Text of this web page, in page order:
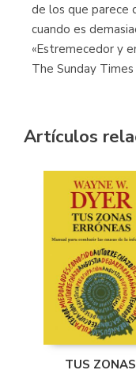
de los que parece
cuando es
«Estremecedor y
The Sunday Times
Artículos
TUS ZONAS